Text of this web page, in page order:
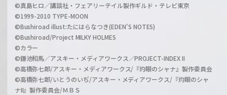
©真島ヒロ／講談社・フェアリーテイル製作ギルド・テレビ東京
©1999-2010 TYPE-MOON
©Bushiroad illust:たにはらなつき(EDEN'S NOTES)
©Bushiroad/Project MILKY HOLMES
©カラー
©鎌池和馬／アスキー・メディアワークス／PROJECT-INDEX II
©高橋弥七郎/アスキー・メディアワークス/『灼眼のシャナ』製作委員会
©高橋弥七郎/いとうのいぢ/アスキー・メディアワークス/『灼眼のシャ
ナII』製作委員会/ＭＢＳ